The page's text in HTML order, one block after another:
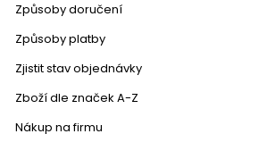
Způsoby doručení
Způsoby platby
Zjistit stav objednávky
Zboží dle značek A-Z
Nákup na firmu